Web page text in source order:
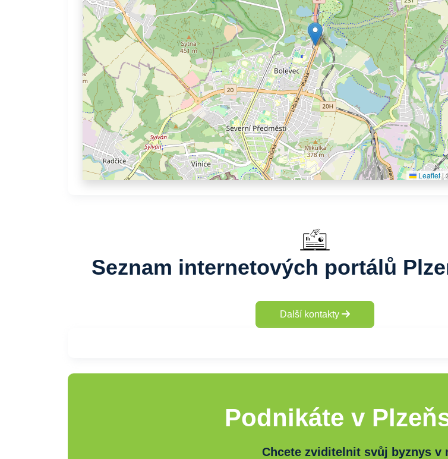
Leaflet |
Seznam internetových portálů
Další kontakty
Podnikáte v
Chcete zviditelnit svůj byznys v